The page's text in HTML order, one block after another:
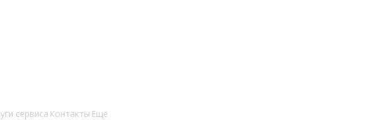
сервиса Контакты Ещё